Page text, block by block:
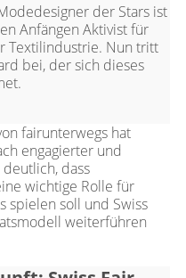
der Stars ist
Anfängen Aktivist für
Textilindustrie. Nun tritt
bei, der sich dieses